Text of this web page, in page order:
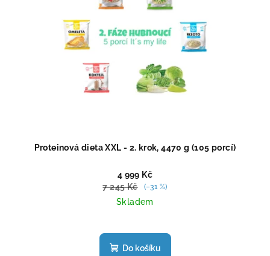
Proteinová dieta XXL - 2. krok, 4470 g (105 porcí)
4 999 Kč
7 245 Kč
(–31 %)
Skladem
hodnocení
produktu
Do košíku